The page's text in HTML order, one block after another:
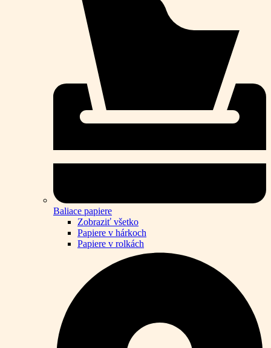
Baliace papiere
Zobraziť všetko
Papiere v hárkoch
Papiere v rolkách